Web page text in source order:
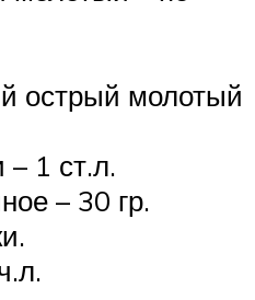
острый молотый
1 ст.л.
– 30 гр.